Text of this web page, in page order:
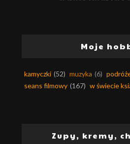
Moje
kamyczki (52) muzyka (6)
seans filmowy (167) w świecie
Zupy, kremy,